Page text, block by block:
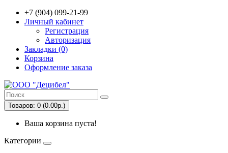
+7 (904) 099-21-99
Личный кабинет
Регистрация
Авторизация
Закладки (0)
Корзина
Оформление заказа
Товаров: 0 (0.00р.)
Ваша корзина пуста!
Категории